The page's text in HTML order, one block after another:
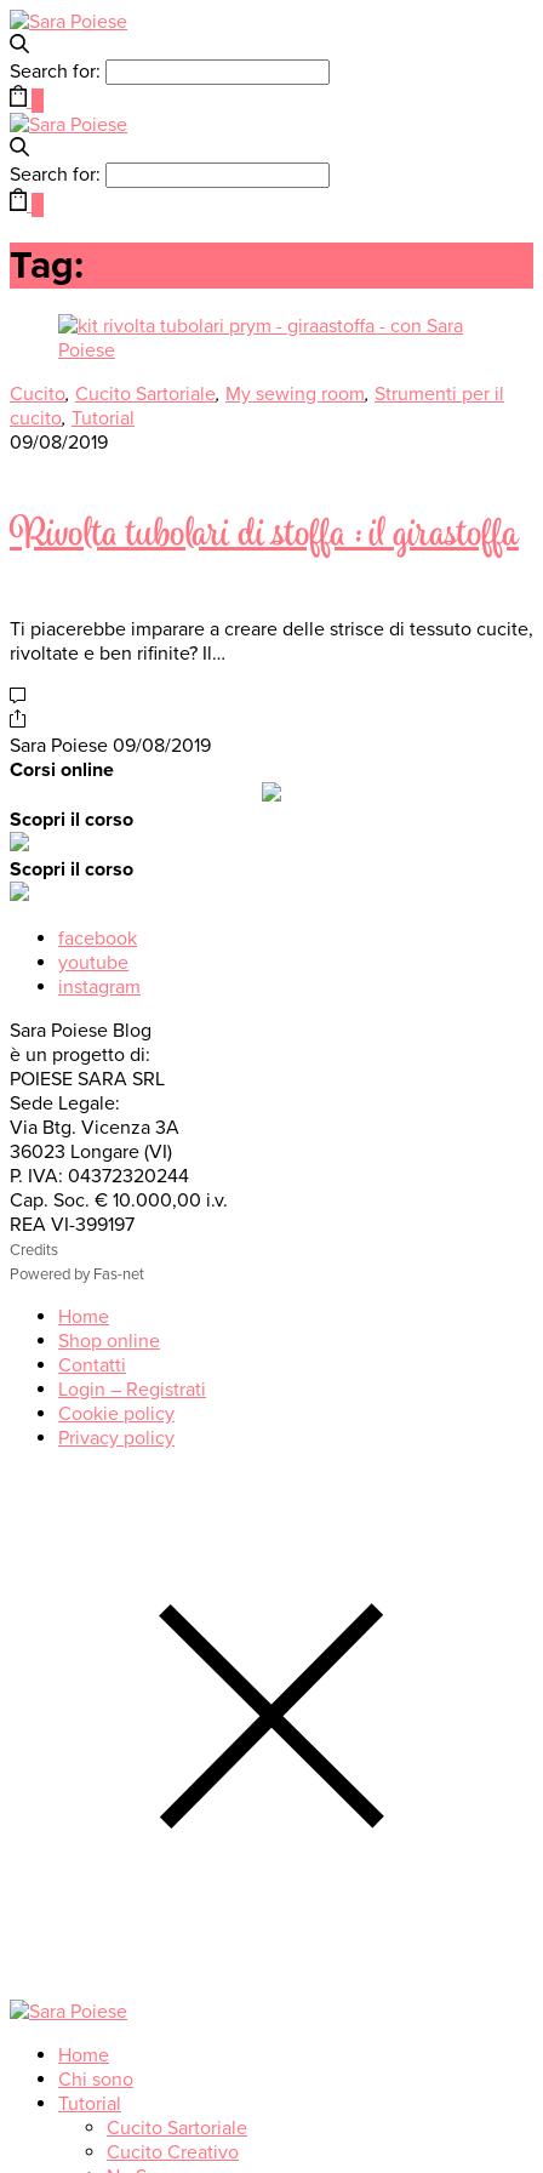
Search for:
Search for:
Tag:
Cucito, Cucito Sartoriale, My sewing room, Strumenti per il
cucito, Tutorial
09/08/2019
Rivolta tubolari di stoffa : il girastoffa
Ti piacerebbe imparare a creare delle strisce di tessuto cucite,
rivoltate e ben rifinite? Il…
Sara Poiese 09/08/2019
Corsi online
Scopri il corso
Scopri il corso
facebook
youtube
instagram
Sara Poiese Blog
è un progetto di:
POIESE SARA SRL
Sede Legale:
Via Btg. Vicenza 3A
36023 Longare (VI)
P. IVA: 04372320244
Cap. Soc. € 10.000,00 i.v.
REA VI-399197
Credits
Powered by Fas-net
Home
Shop online
Contatti
Login – Registrati
Cookie policy
Privacy policy
Home
Chi sono
Tutorial
Cucito Sartoriale
Cucito Creativo